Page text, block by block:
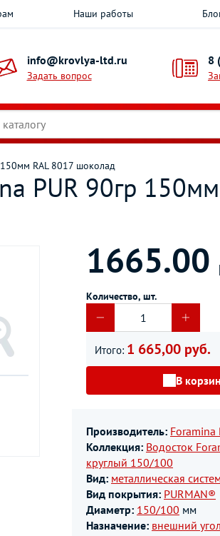
Наши работы
info@krovlya-ltd.ru
Задать вопрос
8
RAL 8017 шоколад
PUR 90гр
1665.00
Количество, шт.
Итого: 1 665,00 руб.
В
Производитель: Foramina
Коллекция: Водосток
круглый 150/100
Вид: металлическая
Вид покрытия: PURMAN®
Диаметр: 150/100 мм
Назначение: внешний угол